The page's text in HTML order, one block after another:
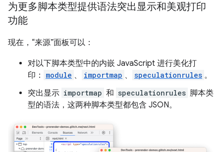
为更多脚本类型提供语法突出显示和美观打印
功能
现在，“来源”面板可以：
对以下脚本类型中的内嵌 JavaScript 进行美化打
印：
module 、 importmap 、 speculationrules 。
突出显示 importmap 和 speculationrules 脚本类
型的语法，这两种脚本类型都包含 JSON。